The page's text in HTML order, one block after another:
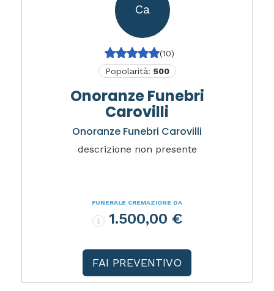
Ca
(10)
Popolarità: 500
Onoranze Funebri
Carovilli
Onoranze Funebri Carovilli
descrizione non presente
FUNERALE CREMAZIONE DA
1.500,00 €
FAI PREVENTIVO